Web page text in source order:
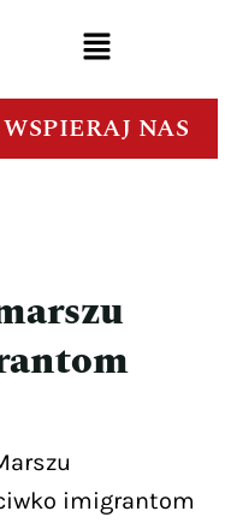
WSPIERAJ NAS
imigrantom